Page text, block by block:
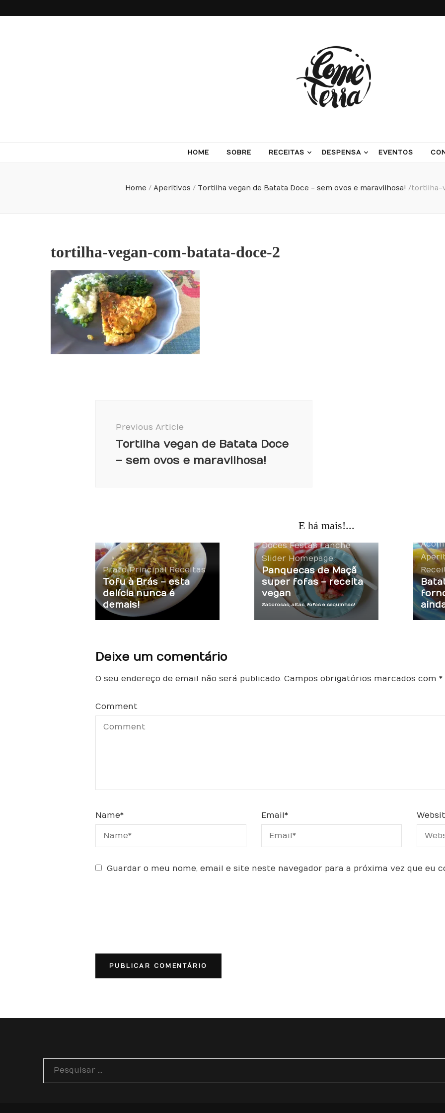
HOME SOBRE RECEITAS DESPENSA EVENTOS
Home / Aperitivos / Tortilha vegan de Batata Doce - sem ovos e maravilhosa! /tortilha-
tortilha-vegan-com-batata-doce-2
Previous Article
Tortilha vegan de Batata Doce
– sem ovos e maravilhosa!
E há mais!...
Prato Principal Receitas
Tofu à Brás – esta
delícia nunca é
demais!
Doces Festas Lanche
Slider Homepage
Panquecas de Maçã
super fofas – receita
vegan
Saborosas, altas, fofas e sequinhas!
Deixe um comentário
O seu endereço de email não será publicado. Campos obrigatórios marcados com *
Comment
Name* Email*
Guardar o meu nome, email e site neste navegador para a próxima vez que eu
Pesquisar
por: